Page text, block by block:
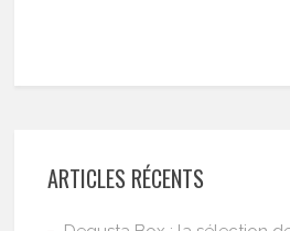
ARTICLES RÉCENTS